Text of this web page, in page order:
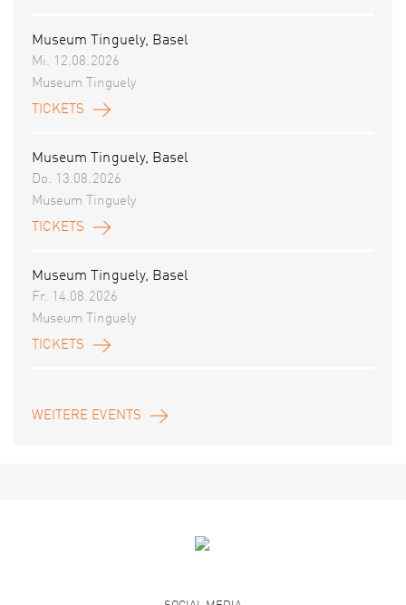
Museum Tinguely, Basel
Mi. 12.08.2026
Museum Tinguely
TICKETS
Museum Tinguely, Basel
Do. 13.08.2026
Museum Tinguely
TICKETS
Museum Tinguely, Basel
Fr. 14.08.2026
Museum Tinguely
TICKETS
WEITERE EVENTS